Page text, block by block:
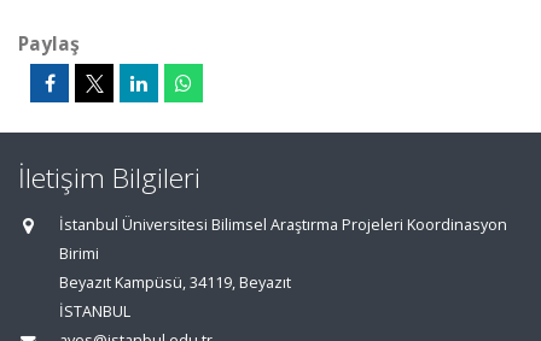
Paylaş
İletişim Bilgileri
İstanbul Üniversitesi Bilimsel Araştırma Projeleri Koordinasyon
Birimi
Beyazıt Kampüsü, 34119, Beyazıt
İSTANBUL